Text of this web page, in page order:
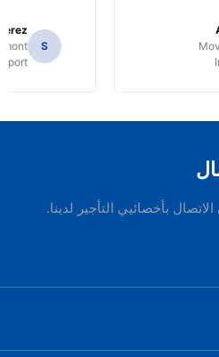
S
بأخصائيي التأجير لدينا.